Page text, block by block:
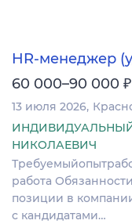
HR-менеджер
60 000–90 000 ₽
13 июля 2026
НИКОЛАЕВИЧ
работа
позиции в
с кандидатами…